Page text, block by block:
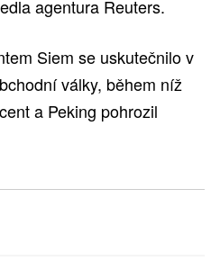
agentura Reuters.
Siem se uskutečnilo v
války, během níž
a Peking pohrozil